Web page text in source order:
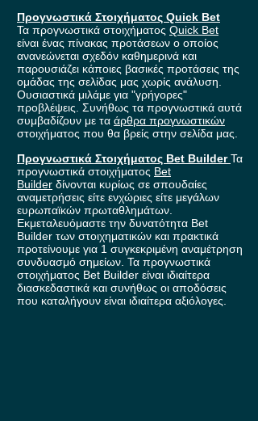
Προγνωστικά Στοιχήματος Quick Bet
Τα προγνωστικά στοιχήματος Quick Bet
είναι ένας πίνακας προτάσεων ο οποίος
ανανεώνεται σχεδόν καθημερινά και
παρουσιάζει κάποιες βασικές προτάσεις της
ομάδας της σελίδας μας χωρίς ανάλυση.
Ουσιαστικά μιλάμε για "γρήγορες"
προβλέψεις. Συνήθως τα προγνωστικά αυτά
συμβαδίζουν με τα άρθρα προγνωστικών
στοιχήματος που θα βρείς στην σελίδα μας.
Προγνωστικά Στοιχήματος Bet BuilderΤα
προγνωστικά στοιχήματος Bet
Builder δίνονται κυρίως σε σπουδαίες
αναμετρήσεις είτε ενχώριες είτε μεγάλων
ευρωπαϊκών πρωταθλημάτων.
Εκμεταλευόμαστε την δυνατότητα Bet
Builder των στοιχηματικών και πρακτικά
προτείνουμε για 1 συγκεκριμένη αναμέτρηση
συνδυασμό σημείων. Τα προγνωστικά
στοιχήματος Bet Builder είναι ιδιαίτερα
διασκεδαστικά και συνήθως οι αποδόσεις
που καταλήγουν είναι ιδιαίτερα αξιόλογες.